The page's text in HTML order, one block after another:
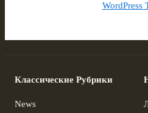
WordPress
Классические Рубрики
News